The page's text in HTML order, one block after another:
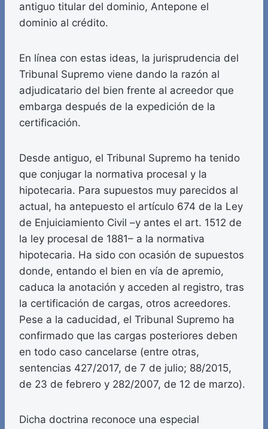
antiguo titular del dominio, Antepone el
dominio al crédito.
En línea con estas ideas, la jurisprudencia del
Tribunal Supremo viene dando la razón al
adjudicatario del bien frente al acreedor que
embarga después de la expedición de la
certificación.
Desde antiguo, el Tribunal Supremo ha tenido
que conjugar la normativa procesal y la
hipotecaria. Para supuestos muy parecidos al
actual, ha antepuesto el artículo 674 de la Ley
de Enjuiciamiento Civil –y antes el art. 1512 de
la ley procesal de 1881– a la normativa
hipotecaria. Ha sido con ocasión de supuestos
donde, entando el bien en vía de apremio,
caduca la anotación y acceden al registro, tras
la certificación de cargas, otros acreedores.
Pese a la caducidad, el Tribunal Supremo ha
confirmado que las cargas posteriores deben
en todo caso cancelarse (entre otras,
sentencias 427/2017, de 7 de julio; 88/2015,
de 23 de febrero y 282/2007, de 12 de marzo).
Dicha doctrina reconoce una especial